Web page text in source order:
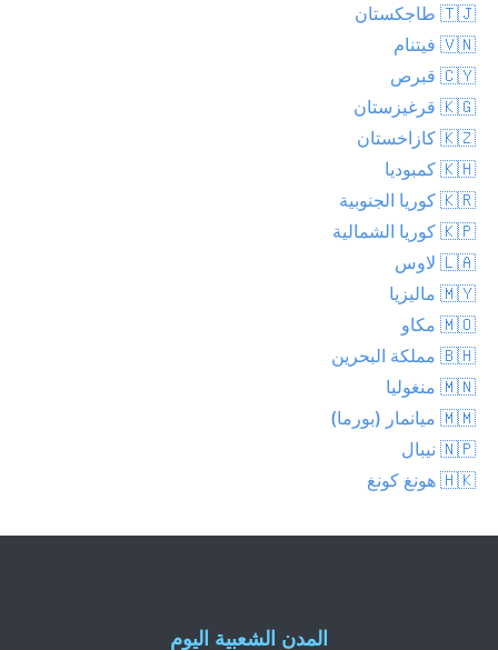
🇹🇯 طاجكستان
🇻🇳 فيتنام
🇨🇾 قبرص
🇰🇬 قرغيزستان
🇰🇿 كازاخستان
🇰🇭 كمبوديا
🇰🇷 كوريا الجنوبية
🇰🇵 كوريا الشمالية
🇱🇦 لاوس
🇲🇾 ماليزيا
🇲🇴 مكاو
🇧🇭 مملكة البحرين
🇲🇳 منغوليا
🇲🇲 ميانمار (بورما)
🇳🇵 نيبال
🇭🇰 هونغ كونغ
المدن الشعبية اليوم